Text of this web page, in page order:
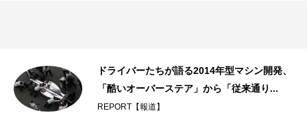
ドライバーたちが語る2014年型マシン開発、
「酷いオーバーステア」から「従来通り...
REPORT【報道】